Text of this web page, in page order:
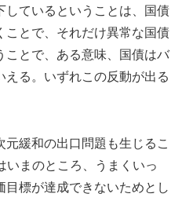
しているということは、国債
ことで、それだけ異常な国債
ことで、ある意味、国債はバ
る。いずれこの反動が出る
緩和の出口問題も生じるこ
いまのところ、うまくいっ
標が達成できないためとし